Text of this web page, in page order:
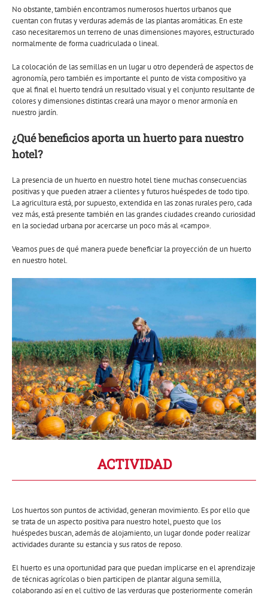
No obstante, también encontramos numerosos huertos urbanos que
cuentan con frutas y verduras además de las plantas aromáticas. En este
caso necesitaremos un terreno de unas dimensiones mayores, estructurado
normalmente de forma cuadriculada o lineal.
La colocación de las semillas en un lugar u otro dependerá de aspectos de
agronomía, pero también es importante el punto de vista compositivo ya
que al final el huerto tendrá un resultado visual y el conjunto resultante de
colores y dimensiones distintas creará una mayor o menor armonía en
nuestro jardín.
¿Qué beneficios aporta un huerto para nuestro
hotel?
La presencia de un huerto en nuestro hotel tiene muchas consecuencias
positivas y que pueden atraer a clientes y futuros huéspedes de todo tipo.
La agricultura está, por supuesto, extendida en las zonas rurales pero, cada
vez más, está presente también en las grandes ciudades creando curiosidad
en la sociedad urbana por acercarse un poco más al «campo».
Veamos pues de qué manera puede beneficiar la proyección de un huerto
en nuestro hotel.
ACTIVIDAD
Los huertos son puntos de actividad, generan movimiento. Es por ello que
se trata de un aspecto positiva para nuestro hotel, puesto que los
huéspedes buscan, además de alojamiento, un lugar donde poder realizar
actividades durante su estancia y sus ratos de reposo.
El huerto es una oportunidad para que puedan implicarse en el aprendizaje
de técnicas agrícolas o bien participen de plantar alguna semilla,
colaborando así en el cultivo de las verduras que posteriormente comerán